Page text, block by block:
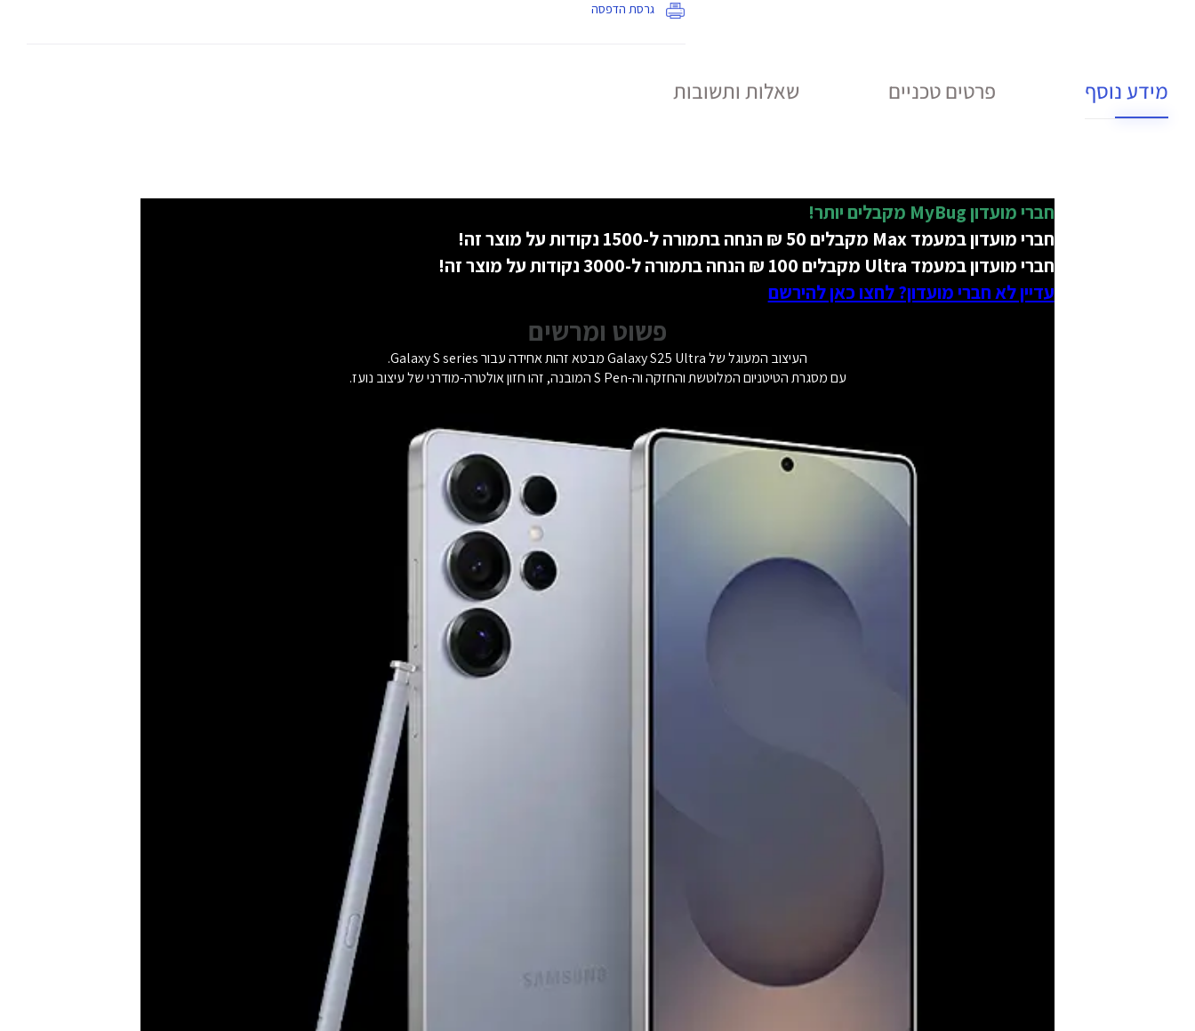
גרסת הדפסה
מידע נוסף פרטים טכניים שאלות ותשובות
חברי מועדון MyBug מקבלים יותר!
חברי מועדון במעמד Max מקבלים 50 ₪ הנחה בתמורה ל-1500 נקודות על מוצר זה!
חברי מועדון במעמד Ultra מקבלים 100 ₪ הנחה בתמורה ל-3000 נקודות על מוצר זה!
עדיין לא חברי מועדון? לחצו כאן להירשם
פשוט ומרשים
העיצוב המעוגל של Galaxy S25 Ultra מבטא זהות אחידה עבור Galaxy S series.
עם מסגרת הטיטניום המלוטשת והחזקה וה-S Pen המובנה, זהו חזון אולטרה-מודרני של עיצוב נועז.